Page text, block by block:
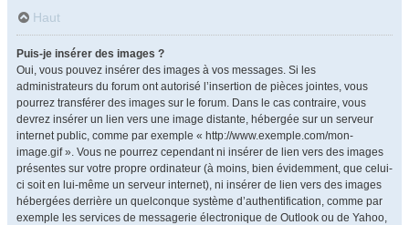
Haut
Puis-je insérer des images ?
Oui, vous pouvez insérer des images à vos messages. Si les
administrateurs du forum ont autorisé l’insertion de pièces jointes, vous
pourrez transférer des images sur le forum. Dans le cas contraire, vous
devrez insérer un lien vers une image distante, hébergée sur un serveur
internet public, comme par exemple « http://www.exemple.com/mon-
image.gif ». Vous ne pourrez cependant ni insérer de lien vers des images
présentes sur votre propre ordinateur (à moins, bien évidemment, que celui-
ci soit en lui-même un serveur internet), ni insérer de lien vers des images
hébergées derrière un quelconque système d’authentification, comme par
exemple les services de messagerie électronique de Outlook ou de Yahoo,